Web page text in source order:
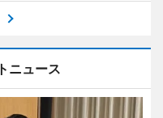
ニュース